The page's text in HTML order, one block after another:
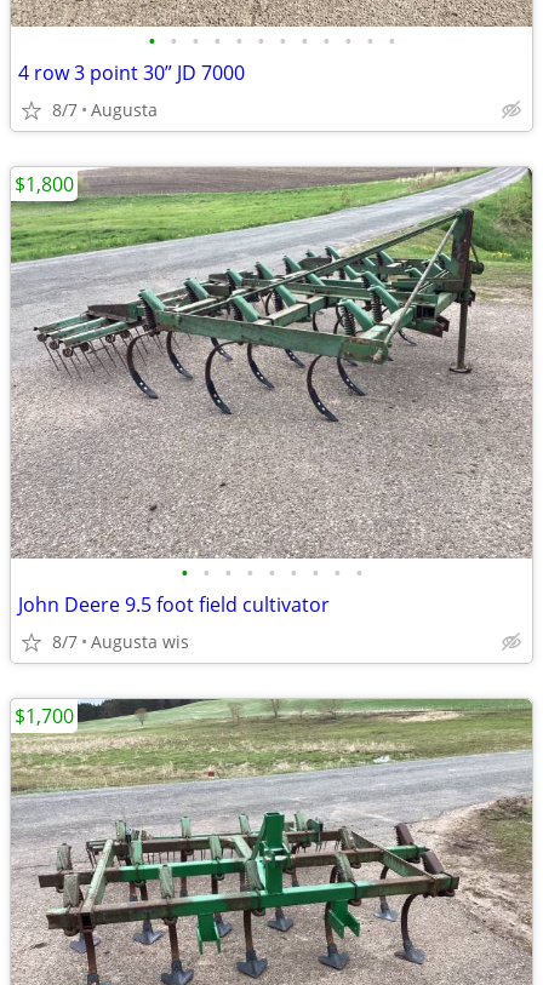
• • • • • • • • • • • •
4 row 3 point 30” JD 7000
8/7 Augusta
• • • • • • • • •
John Deere 9.5 foot field cultivator
8/7 Augusta wis
$1,800
$1,700